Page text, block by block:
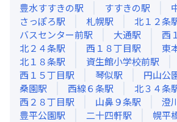
豊水すすきの駅 すすきの駅
さっぽろ駅 札幌駅 北１２条
バスセンター前駅 大通駅 西
北２４条駅 西１８丁目駅 東
北１８条駅 資生館小学校前駅
西１５丁目駅 琴似駅 円山公
桑園駅 西線６条駅 北３４条
西２８丁目駅 山鼻９条駅 澄
豊平公園駅 二十四軒駅 幌平